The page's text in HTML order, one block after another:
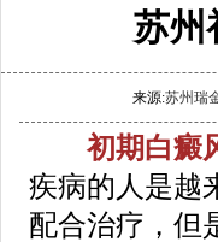
苏州
来源:苏州瑞
初期白癜
疾病的人是越
配合治疗，但